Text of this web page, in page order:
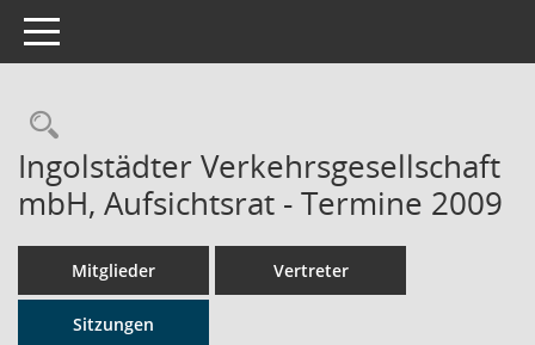
Toggle navigation
Rechercheauswahl
Ingolstädter Verkehrsgesellschaft
mbH, Aufsichtsrat - Termine 2009
Mitglieder Vertreter
Sitzungen